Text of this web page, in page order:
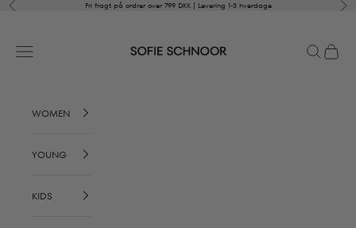
Spring til indhold
Forrige Fri fragt på ordrer over 799 DKK | Levering 1-3 hverdage
Åbn navigationsmenu
ÅbnÅbn
WOMEN
YOUNG
KIDS